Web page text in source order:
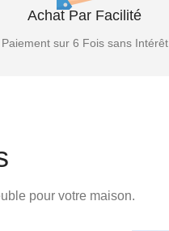
Achat Par Facilité
Paiement sur 6 Fois sans Intérêt
pour votre maison.